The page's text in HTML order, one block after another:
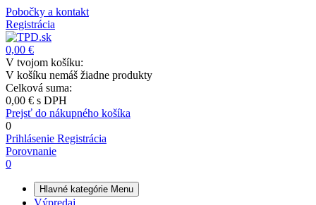
Pobočky a kontakt
Registrácia
0,00 €
V tvojom košíku:
V košíku nemáš žiadne produkty
Celková suma:
0,00 € s DPH
Prejsť do nákupného košíka
0
Prihlásenie Registrácia
Porovnanie
0
Hlavné kategórie Menu
Výpredaj